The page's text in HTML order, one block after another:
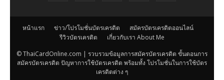
หน้าแรก ข่าว/โปรโมชั่นบัตรเครดิต
สมัครบัตรเครดิตออนไลน์
รีวิวบัตรเครดิต
เกี่ยวกับเรา About Me
© ThaiCardOnline.com | รวบรวมข้อมูลการสมัครบัตรเครดิต ขั้นตอนการ
สมัครบัตรเครดิต ปัญหาการใช้บัตรเครดิต พร้อมทั้ง โปรโมชั่นในการใช้บัตร
เครดิตต่าง ๆ